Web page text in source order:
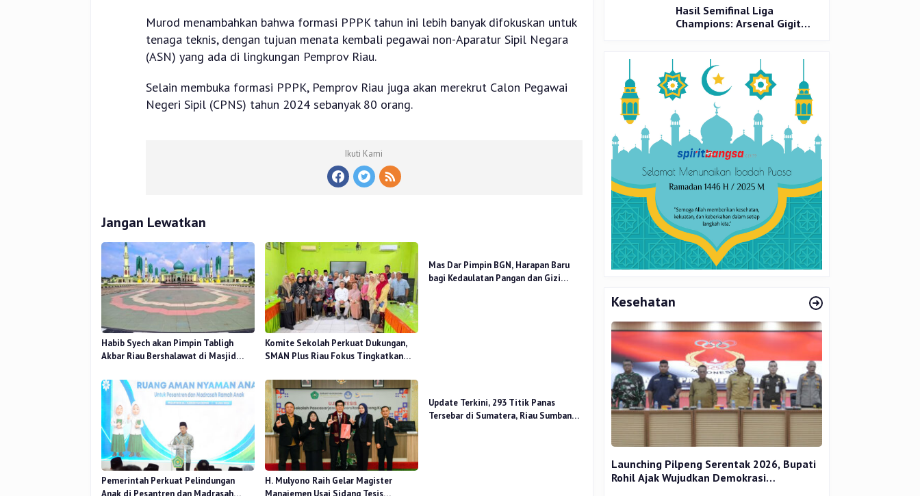
Murod menambahkan bahwa formasi PPPK tahun ini lebih banyak difokuskan untuk
tenaga teknis, dengan tujuan menata kembali pegawai non-Aparatur Sipil Negara
(ASN) yang ada di lingkungan Pemprov Riau.
Selain membuka formasi PPPK, Pemprov Riau juga akan merekrut Calon Pegawai
Negeri Sipil (CPNS) tahun 2024 sebanyak 80 orang.
Ikuti Kami
Jangan Lewatkan
Habib Syech akan Pimpin Tabligh
Akbar Riau Bershalawat di Masjid
Komite Sekolah Perkuat Dukungan,
SMAN Plus Riau Fokus Tingkatkan
Mas Dar Pimpin BGN, Harapan Baru
bagi Kedaulatan Pangan dan Gizi
Pemerintah Perkuat Pelindungan
Anak di Pesantren dan Madrasah
H. Mulyono Raih Gelar Magister
Manajemen Usai Sidang Tesis
Update Terkini, 293 Titik Panas
Tersebar di Sumatera, Riau Sumbang
Hasil Semifinal Liga
Champions: Arsenal Gigit
Kesehatan
Launching Pilpeng Serentak 2026, Bupati
Rohil Ajak Wujudkan Demokrasi